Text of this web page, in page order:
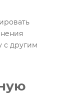
с другим